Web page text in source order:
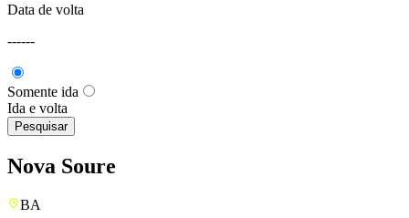
Data de volta
------
Somente ida
Ida e volta
Pesquisar
Nova Soure
BA